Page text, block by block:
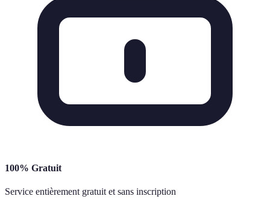
100% Gratuit
Service entièrement gratuit et sans inscription